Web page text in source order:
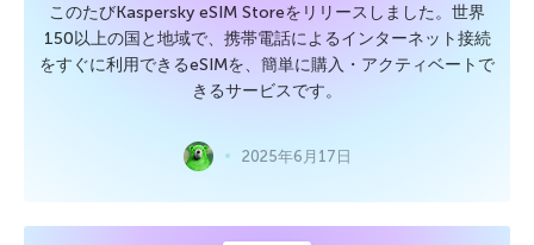
このたびKaspersky eSIM Storeをリリースしました。世界
150以上の国と地域で、携帯電話によるインターネット接続
をすぐに利用できるeSIMを、簡単に購入・アクティベートで
きるサービスです。
2025年6月17日